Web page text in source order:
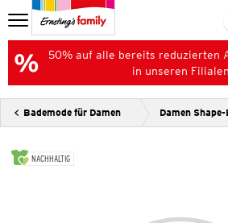
50% auf alle bereits reduzierten
in unseren Filialen
Bademode für Damen Damen
NACHHALTIG